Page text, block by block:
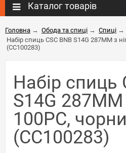
Каталог товарів
Головна → Обода та спиці → Спиці →
Набір спиць CSC BNB S14G 287MM з
(CC100283)
Набір спиць
S14G
100PC,
(CC100283)